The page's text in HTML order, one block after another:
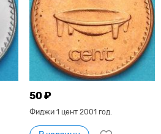
50 ₽
Фиджи 1 цент 2001 год.